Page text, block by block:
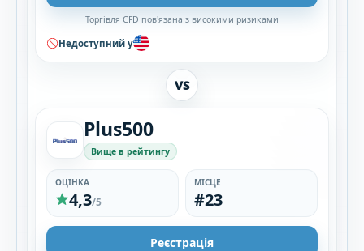
Торгівля CFD пов'язана з високими ризиками
Недоступний у
VS
Plus500
Вище в рейтингу
ОЦІНКА
4,3/5
МІСЦЕ
#23
Реєстрація